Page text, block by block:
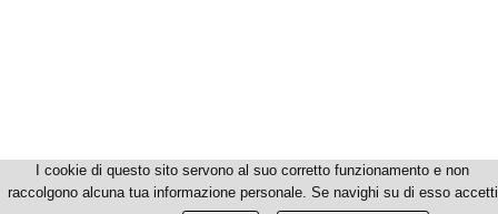
I cookie di questo sito servono al suo corretto funzionamento e non
raccolgono alcuna tua informazione personale. Se navighi su di esso accetti